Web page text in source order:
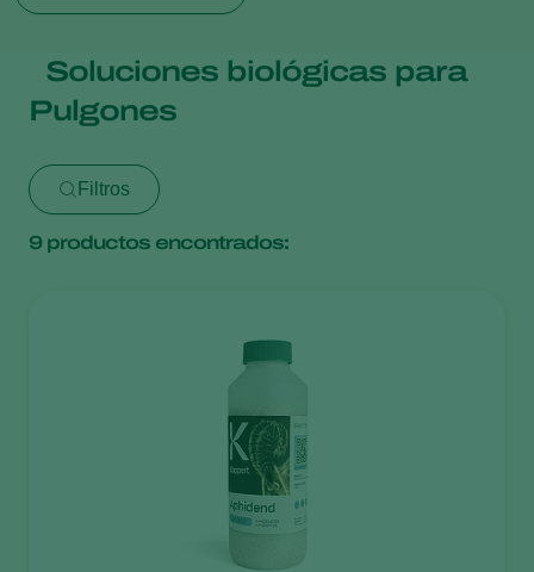
Soluciones biológicas para
Pulgones
Filtros
9productos encontrados: